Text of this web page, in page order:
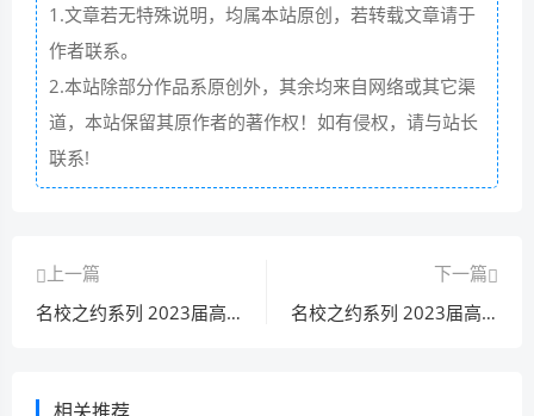
1.文章若无特殊说明，均属本站原创，若转载文章请于
作者联系。
2.本站除部分作品系原创外，其余均来自网络或其它渠
道，本站保留其原作者的著作权！如有侵权，请与站长
联系!
上一篇
名校之约系列 2023届高三高考精准备考押题卷(二)2语文答案
下一篇
名校之约系列 2023届高三高考精准备考押题卷(二)2数学答案